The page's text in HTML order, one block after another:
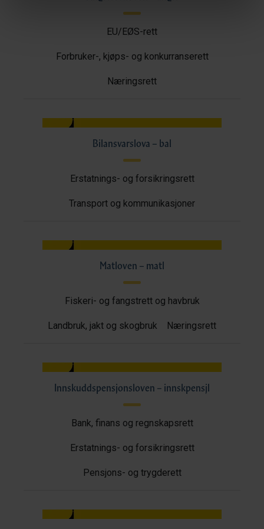
EU/EØS-rett
Forbruker-, kjøps- og konkurranserett
Næringsrett
Bilansvarslova – bal
Erstatnings- og forsikringsrett
Transport og kommunikasjoner
Matloven – matl
Fiskeri- og fangstrett og havbruk
Landbruk, jakt og skogbruk Næringsrett
Innskuddspensjonsloven – innskpensjl
Bank, finans og regnskapsrett
Erstatnings- og forsikringsrett
Pensjons- og trygderett